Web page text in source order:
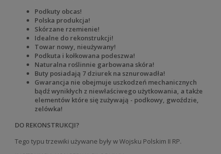
Podkuty obcas!
Polska produkcja!
Skórzane rzemienie!
Idealne do rekonstrukcji!
Towar nowy, nieużywany!
Podkuta i kołkowana podeszwa!
Naturalna roślinnie garbowana skóra!
Buty posiadają 7 dziurek na sznurowadła!
Gwarancja nie obejmuje uszkodzeń mechanicznych
bądź wynikłych z niewłaściwego użytkowania, a także
elementów które się zużywają - podkowy, gwoździe,
zelówka!
DO REKONSTRUKCJI?
Tego typu trzewiki używane były w Wojsku Polskim II RP.